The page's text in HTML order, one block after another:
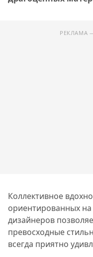
РЕКЛАМА
Коллективное
ориентированных
дизайнеров
превосходные
всегда приятно